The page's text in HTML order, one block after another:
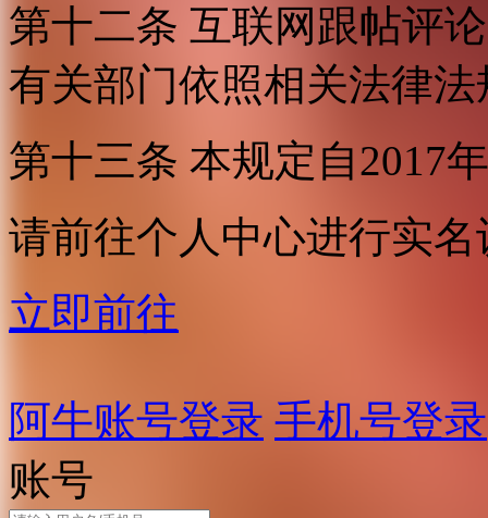
第十二条 互联网跟帖评
有关部门依照相关法律
第十三条 本规定自2017
请前往个人中心进行实名
立即前往
阿牛账号登录 手机号登录
账号